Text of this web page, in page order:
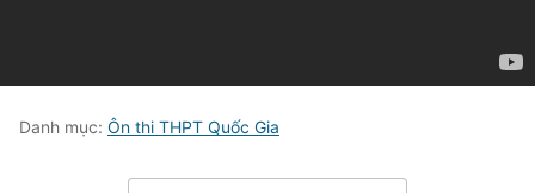
Danh mục: Ôn thi THPT Quốc Gia